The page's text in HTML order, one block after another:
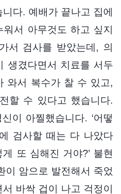
다. 예배가 끝나고 집에
서 아무것도 하고 싶지
서 검사를 받았는데, 의
생겼다면서 치료를 서두
와서 복수가 찰 수 있고,
할 수 있다고 했습니다.
이 아찔했습니다. ‘어떻
검사할 때는 다 나았다
또 심해진 거야?’ 불현
이 암으로 발전해서 죽었
바싹 겁이 나고 걱정이